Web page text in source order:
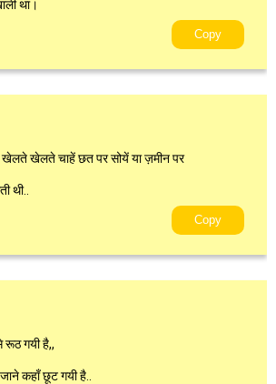
था।
Copy
खेलते खेलते चाहें छत पर सोयें या ज़मीन पर
थी..
Copy
रूठ गयी है,,
कहाँ छूट गयी है..